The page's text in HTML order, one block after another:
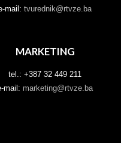
mail: tvurednik@rtvze.ba
MARKETING
tel.: +387 32 449 211
mail: marketing@rtvze.ba